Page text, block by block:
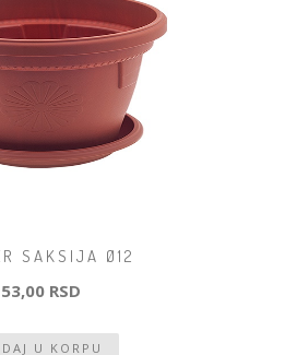
SAKSIJA Ø12
53,00 RSD